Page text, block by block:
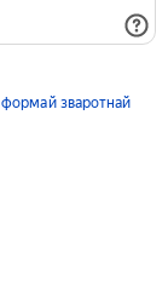
формай зваротнай